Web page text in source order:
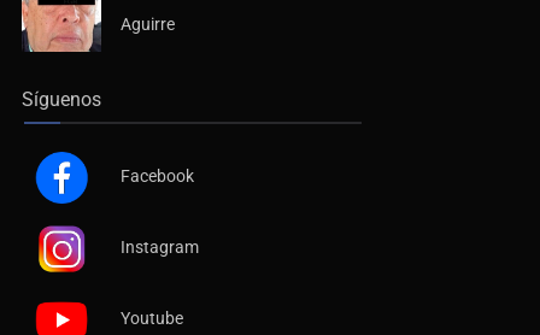
Aguirre
Síguenos
Facebook
Instagram
Youtube